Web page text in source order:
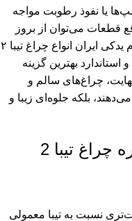
یا نفوذ رطوبت مواجه
قطعات می‌توان از بروز
این مشکلات جلوگیری کرد. در بازار لوازم یدکی ایران انواع چراغ تیبا ۲
بهترین گزینه
چراغ‌های سالم و
بلکه جلوه‌ای زیبا و
تیبا 2
اسپرت‌تری نسبت به تیبا معمولی